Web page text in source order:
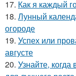
17. Как я каждый
18. Лунный
огороде
19. Успех или
августе
20. Узнайте, когда